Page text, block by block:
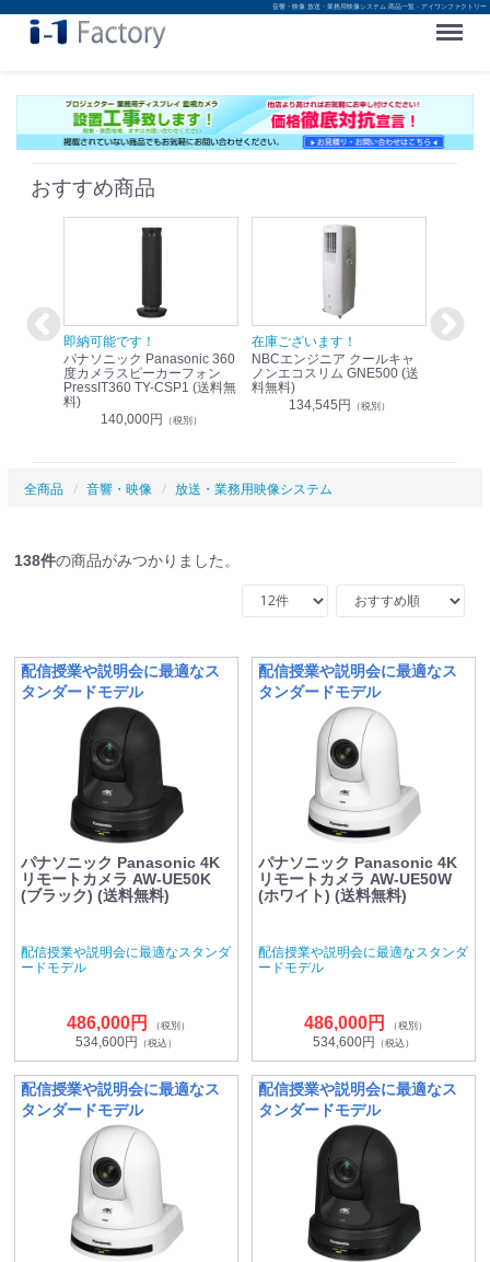
音響・映像 放送・業務用映像システム 商品一覧 - アイワンファクトリー
Menu
おすすめ商品
即納可能です！
パナソニック Panasonic 360
度カメラスピーカーフォン
PressIT360 TY-CSP1 (送料無
料)
140,000円 （税別）
在庫ございます！
NBCエンジニア クールキャ
ノンエコスリム GNE500 (送
料無料)
134,545円 （税別）
即納可
全商品 音響・映像 放送・業務用映像システム
138件の商品がみつかりました。
配信授業や説明会に最適なス
タンダードモデル
パナソニック Panasonic 4K
リモートカメラ AW-UE50K
(ブラック) (送料無料)
配信授業や説明会に最適なスタンダ
ードモデル
486,000円 （税別）
534,600円 （税込）
配信授業や説明会に最適なス
タンダードモデル
パナソニック Panasonic 4K
リモートカメラ AW-UE50W
(ホワイト) (送料無料)
配信授業や説明会に最適なスタンダ
ードモデル
486,000円 （税別）
534,600円 （税込）
配信授業や説明会に最適なス
タンダードモデル
配信授業や説明会に最適なス
タンダードモデル